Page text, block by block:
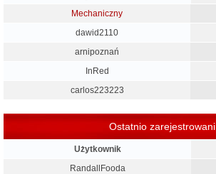
Mechaniczny
dawid2110
arnipoznań
InRed
carlos223223
Ostatnio zarejestrowani
Użytkownik
RandallFooda